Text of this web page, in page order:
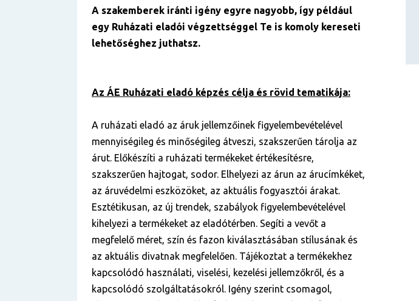
A szakemberek iránti igény egyre nagyobb, így például
egy Ruházati eladói végzettséggel Te is komoly kereseti
lehetőséghez juthatsz.
Az ÁE Ruházati eladó képzés célja és rövid tematikája:
A ruházati eladó az áruk jellemzőinek figyelembevételével
mennyiségileg és minőségileg átveszi, szakszerűen tárolja az
árut. Előkészíti a ruházati termékeket értékesítésre,
szakszerűen hajtogat, sodor. Elhelyezi az árun az árucímkéket,
az áruvédelmi eszközöket, az aktuális fogyasztói árakat.
Esztétikusan, az új trendek, szabályok figyelembevételével
kihelyezi a termékeket az eladótérben. Segíti a vevőt a
megfelelő méret, szín és fazon kiválasztásában stílusának és
az aktuális divatnak megfelelően. Tájékoztat a termékekhez
kapcsolódó használati, viselési, kezelési jellemzőkről, és a
kapcsolódó szolgáltatásokról. Igény szerint csomagol,